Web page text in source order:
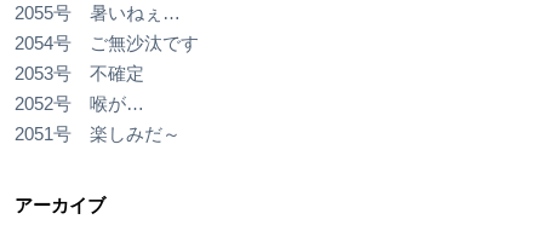
2055号 暑いねぇ…
2054号 ご無沙汰です
2053号 不確定
2052号 喉が…
2051号 楽しみだ～
アーカイブ